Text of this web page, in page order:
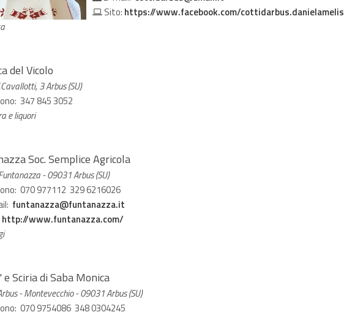
Sito: https://www.facebook.com/cottidarbus.danielamelis
del Vicolo
3 Arbus (SU)
347 845 3052
e liquori
Soc. Semplice Agricola
- 09031 Arbus (SU)
070 977112 329 6216026
funtanazza@funtanazza.it
http://www.funtanazza.com/
e Sciria di Saba Monica
- Montevecchio - 09031 Arbus (SU)
070 9754086 348 0304245